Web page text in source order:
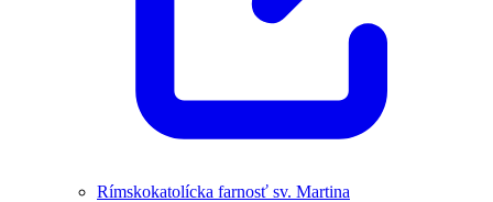
Rímskokatolícka farnosť sv. Martina